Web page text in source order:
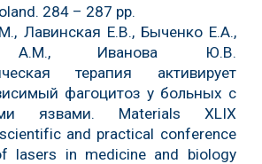
284 – 287 рр.
Лавинская Е.В., Быченко Е.А.,
А.М., Иванова Ю.В.
терапия активирует
фагоцитоз у больных с
язвами. Materials XLIX
and practical conference
lasers in medicine and biology